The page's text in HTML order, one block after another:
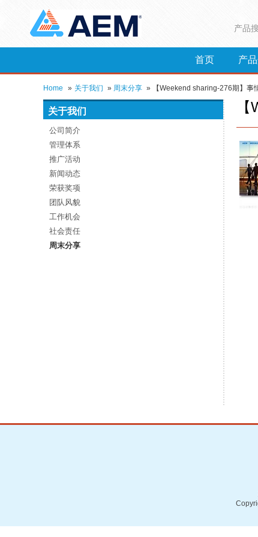
产品
首页 产
Home » 关于我们 » 周末分享 » 【Weekend sharing-276期】事
关于我们
公司简介
管理体系
推广活动
新闻动态
荣获奖项
团队风貌
工作机会
社会责任
周末分享